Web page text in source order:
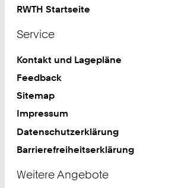
RWTH Startseite
Service
Kontakt und Lagepläne
Feedback
Sitemap
Impressum
Datenschutzerklärung
Barrierefreiheitserklärung
Weitere Angebote